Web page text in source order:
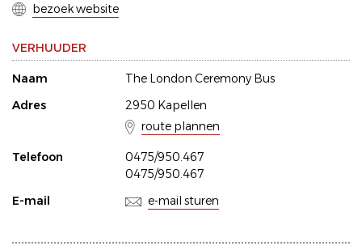
bezoek website
VERHUUDER
Naam
The London Ceremony Bus
Adres
2950 Kapellen
route plannen
Telefoon
0475/950.467
0475/950.467
E-mail
e-mail sturen